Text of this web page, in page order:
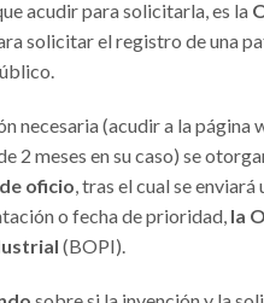
acudir para solicitarla, es la
solicitar el registro de una
necesaria (acudir a la página
2 meses en su caso) se
oficio, tras el cual se
o fecha de prioridad, la
(BOPI).